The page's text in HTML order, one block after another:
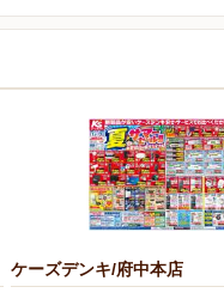
ケーズデンキ/府中本店